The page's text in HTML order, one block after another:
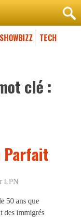
SHOWBIZZ TECH
clé :
Parfait
LPN
50 ans que
des immigrés